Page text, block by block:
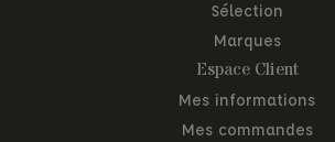
Sélection
Marques
Espace Client
Mes informations
Mes commandes